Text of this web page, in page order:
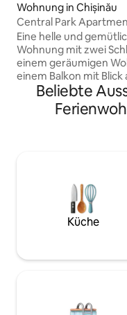
Wohnung in Chișinău
Central Park
Eine helle und
Wohnung mit zwei
einem geräumigen
einem Balkon mit Blick
Küche ist voll
Wohnung verfügt
Klimaanlage,
Fußgängerzone,
Perfekt für einen
Langzeitaufenthalt.
Infrastruktur:
erreichbar.
Beliebte
Küche